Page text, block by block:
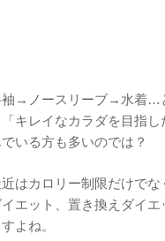
袖→ノースリーブ→水着…
キレイなカラダを目指し
いる方も多いのでは？
はカロリー制限だけでな
エット、置き換えダイ
よね。